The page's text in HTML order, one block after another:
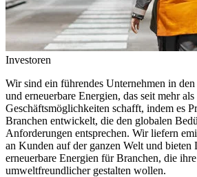
Investoren
Wir sind ein führendes Unternehmen in
und erneuerbare Energien, das seit mehr
Geschäftsmöglichkeiten schafft, indem es
Branchen entwickelt, die den globalen
Anforderungen entsprechen. Wir liefern
an Kunden auf der ganzen Welt und bieten
erneuerbare Energien für Branchen, die
umweltfreundlicher gestalten wollen.